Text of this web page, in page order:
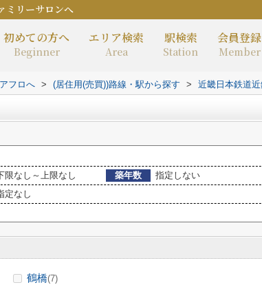
ミリーサロンへ
初めての方へ
Beginner
エリア検索
Area
駅検索
Station
会員登録
Member
フロへ > (居住用(売買))路線・駅から探す > 近畿日本鉄道
限なし～上限なし 築年数
指定しない
定なし
鶴橋(7)